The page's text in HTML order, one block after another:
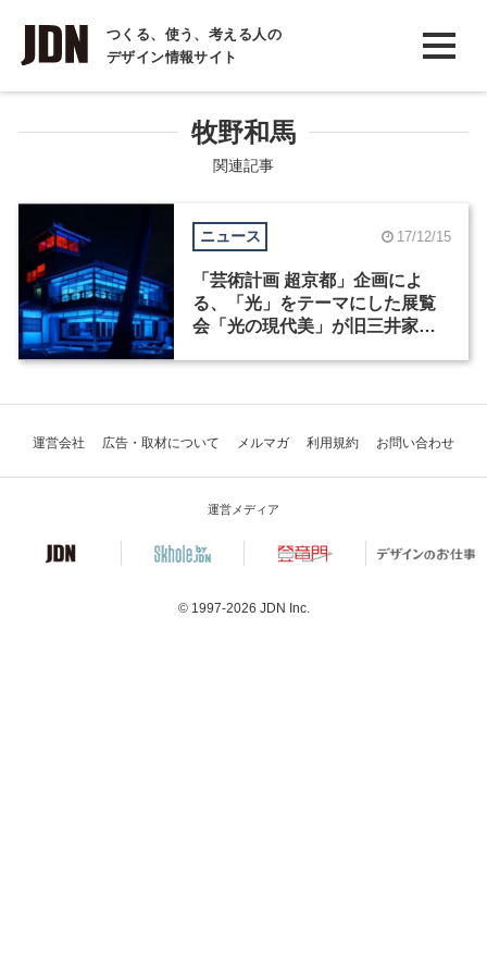
つくる、使う、考える人の
デザイン情報サイト
INTERVIEW
インタビュー
COLUMN
コラム
牧野和馬
関連記事
ニュース 17/12/15
「芸術計画 超京都」企画によ
る、「光」をテーマにした展覧
会「光の現代美」が旧三井家下
運営会社 広告・取材について メルマガ 利用規約 お問い合わせ
運営メディア
© 1997-2026 JDN Inc.